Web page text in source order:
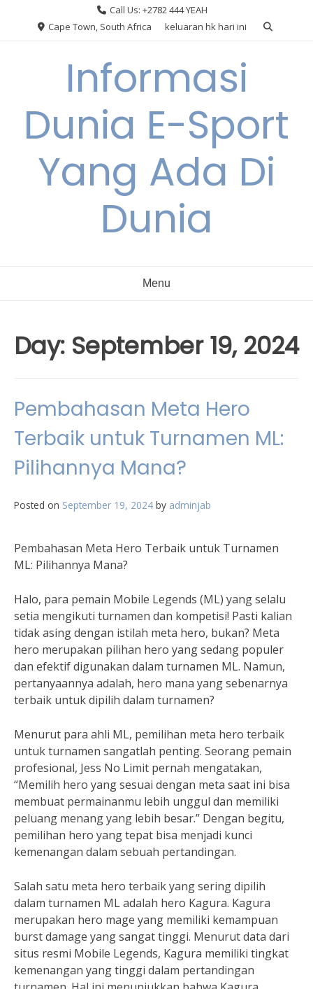
Call Us: +2782 444 YEAH
Cape Town, South Africa
keluaran hk hari ini
Informasi
Dunia E-Sport
Yang Ada Di
Dunia
Menu
Day: September 19, 2024
Pembahasan Meta Hero
Terbaik untuk Turnamen ML:
Pilihannya Mana?
Posted on September 19, 2024 by adminjab
Pembahasan Meta Hero Terbaik untuk Turnamen
ML: Pilihannya Mana?
Halo, para pemain Mobile Legends (ML) yang selalu
setia mengikuti turnamen dan kompetisi! Pasti kalian
tidak asing dengan istilah meta hero, bukan? Meta
hero merupakan pilihan hero yang sedang populer
dan efektif digunakan dalam turnamen ML. Namun,
pertanyaannya adalah, hero mana yang sebenarnya
terbaik untuk dipilih dalam turnamen?
Menurut para ahli ML, pemilihan meta hero terbaik
untuk turnamen sangatlah penting. Seorang pemain
profesional, Jess No Limit pernah mengatakan,
“Memilih hero yang sesuai dengan meta saat ini bisa
membuat permainanmu lebih unggul dan memiliki
peluang menang yang lebih besar.” Dengan begitu,
pemilihan hero yang tepat bisa menjadi kunci
kemenangan dalam sebuah pertandingan.
Salah satu meta hero terbaik yang sering dipilih
dalam turnamen ML adalah hero Kagura. Kagura
merupakan hero mage yang memiliki kemampuan
burst damage yang sangat tinggi. Menurut data dari
situs resmi Mobile Legends, Kagura memiliki tingkat
kemenangan yang tinggi dalam pertandingan